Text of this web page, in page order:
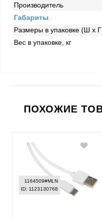
Производитель
Габариты
Размеры в упаковке (Ш x
Вес в упаковке, кг
ПОХОЖИЕ
1164509#MLN
ID: 1123130768